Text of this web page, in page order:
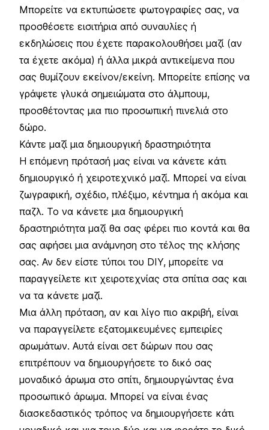
Μπορείτε να εκτυπώσετε φωτογραφίες σας, να
προσθέσετε εισιτήρια από συναυλίες ή
εκδηλώσεις που έχετε παρακολουθήσει μαζί (αν
τα έχετε ακόμα) ή άλλα μικρά αντικείμενα που
σας θυμίζουν εκείνον/εκείνη. Μπορείτε επίσης να
γράψετε γλυκά σημειώματα στο άλμπουμ,
προσθέτοντας μια πιο προσωπική πινελιά στο
δώρο.
Κάντε μαζί μια δημιουργική δραστηριότητα
Η επόμενη πρότασή μας είναι να κάνετε κάτι
δημιουργικό ή χειροτεχνικό μαζί. Μπορεί να είναι
ζωγραφική, σχέδιο, πλέξιμο, κέντημα ή ακόμα και
παζλ. Το να κάνετε μια δημιουργική
δραστηριότητα μαζί θα σας φέρει πιο κοντά και θα
σας αφήσει μια ανάμνηση στο τέλος της κλήσης
σας. Αν δεν είστε τύποι του DIY, μπορείτε να
παραγγείλετε κιτ χειροτεχνίας στα σπίτια σας και
να τα κάνετε μαζί.
Μια άλλη πρόταση, αν και λίγο πιο ακριβή, είναι
να παραγγείλετε εξατομικευμένες εμπειρίες
αρωμάτων. Αυτά είναι σετ δώρων που σας
επιτρέπουν να δημιουργήσετε το δικό σας
μοναδικό άρωμα στο σπίτι, δημιουργώντας ένα
προσωπικό άρωμα. Μπορεί να είναι ένας
διασκεδαστικός τρόπος να δημιουργήσετε κάτι